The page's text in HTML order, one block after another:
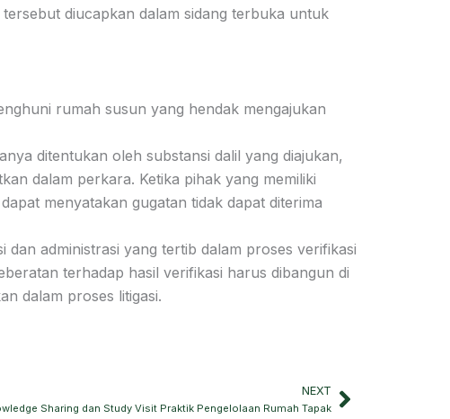
diucapkan dalam sidang terbuka untuk
rumah susun yang hendak mengajukan
ditentukan oleh substansi dalil yang diajukan,
dalam perkara. Ketika pihak yang memiliki
menyatakan gugatan tidak dapat diterima
administrasi yang tertib dalam proses verifikasi
terhadap hasil verifikasi harus dibangun di
dalam proses litigasi.
NEXT
Sharing dan Study Visit Praktik Pengelolaan Rumah TapakNext